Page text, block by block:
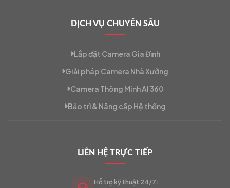
DỊCH VỤ CHUYÊN SÂU
Lắp đặt Camera Gia Đình
Giải pháp Camera Nhà Xưởng
Camera Thông Minh AI 360
Bảo trì & Nâng cấp Hệ thống
LIÊN HỆ TRỰC TIẾP
Hỗ trợ kỹ thuật 24/7: